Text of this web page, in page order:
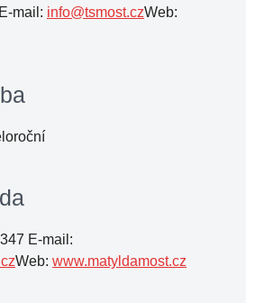
mail: info@tsmost.czWeb:
E-mail:
Web: www.matyldamost.cz